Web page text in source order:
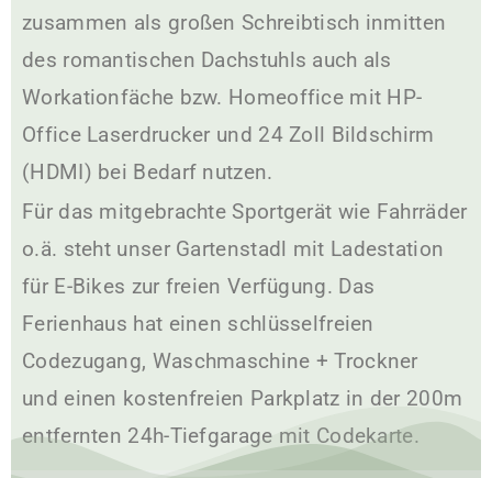
zusammen als großen Schreibtisch inmitten
des romantischen Dachstuhls auch als
Workationfäche bzw. Homeoffice mit HP-
Office Laserdrucker und 24 Zoll Bildschirm
(HDMI) bei Bedarf nutzen.
Für das mitgebrachte Sportgerät wie Fahrräder
o.ä. steht unser Gartenstadl mit Ladestation
für E-Bikes zur freien Verfügung. Das
Ferienhaus hat einen schlüsselfreien
Codezugang, Waschmaschine + Trockner
und einen kostenfreien Parkplatz in der 200m
entfernten 24h-Tiefgarage mit Codekarte.